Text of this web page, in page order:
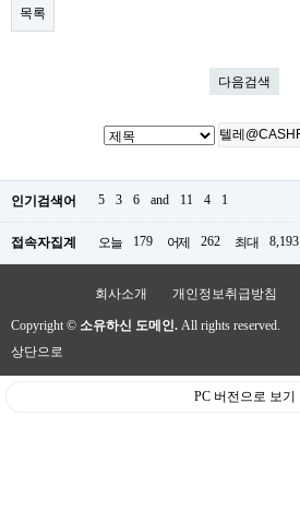
목록
다음검색
인기검색어 5 3 6 and 11 4 1
접속자집계 오늘 179 어제 262 최대 8,193
회사소개 개인정보취급방침
Copyright © 소유하신 도메인. All rights reserved.
상단으로
PC 버전으로 보기